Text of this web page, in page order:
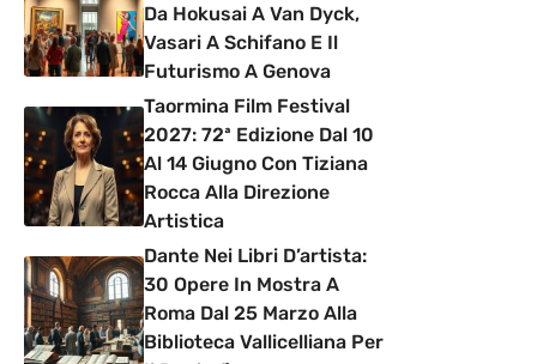
Da Hokusai A Van Dyck,
Vasari A Schifano E Il
Futurismo A Genova
Taormina Film Festival
2027: 72ª Edizione Dal 10
Al 14 Giugno Con Tiziana
Rocca Alla Direzione
Artistica
Dante Nei Libri D’artista:
30 Opere In Mostra A
Roma Dal 25 Marzo Alla
Biblioteca Vallicelliana Per